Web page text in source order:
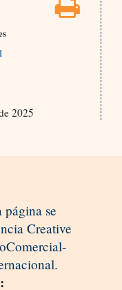
2025
página se
Creative